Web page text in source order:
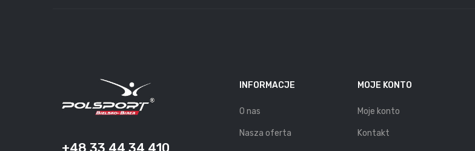
+48 33 44 34 410
INFORMACJE
O nas
Nasza oferta
MOJE KONTO
Moje konto
Kontakt